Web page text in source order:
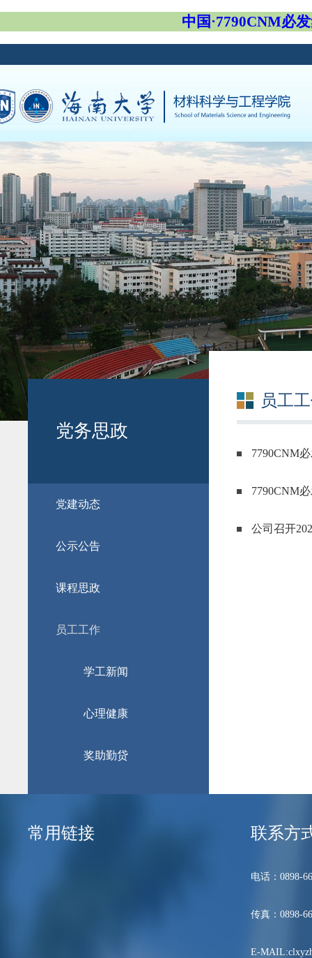
中国·7790CNM必
党务思政
党建动态
公示公告
课程思政
员工工作
学工新闻
心理健康
奖助勤贷
员工
7790CNM
7790CNM
公司召开
常用链接 联系方
电话：0898-
传真：0898-
E-